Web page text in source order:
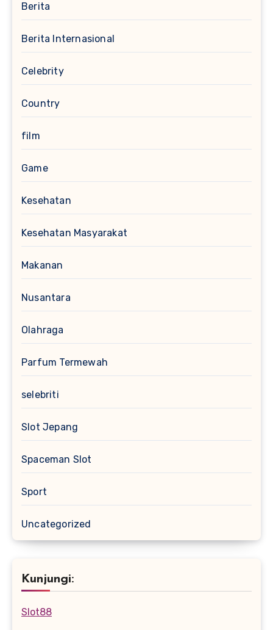
Berita
Berita Internasional
Celebrity
Country
film
Game
Kesehatan
Kesehatan Masyarakat
Makanan
Nusantara
Olahraga
Parfum Termewah
selebriti
Slot Jepang
Spaceman Slot
Sport
Uncategorized
Kunjungi:
Slot88